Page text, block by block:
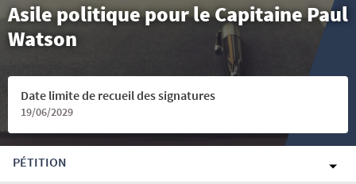
Asile politique pour le Capitaine Paul
Watson
Date limite de recueil des signatures
19/06/2029
PÉTITION